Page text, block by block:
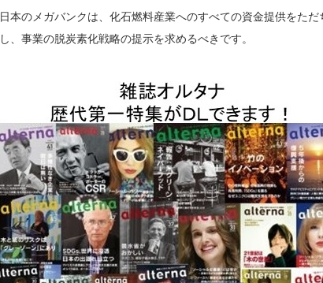
日本のメガバンクは、化石燃料産業へのすべての資金提供をた
し、事業の脱炭素化戦略の提示を求めるべきです。